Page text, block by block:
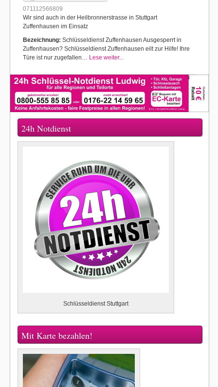
071112566809
Wir sind auch in der Heilbronnerstrasse in Stuttgart
Zuffenhausen im Einsatz
Bezeichnung: Schlüsseldienst Zuffenhausen Ausgesperrt in
Zuffenhausen? Schlüsseldienst Zuffenhausen eilt zur Hilfe! Ihre
Türe ist nur zugefallen… Lese weiter...
24h Notdienst
Schlüsseldienst Stuttgart
Mit Karte bezahlen!